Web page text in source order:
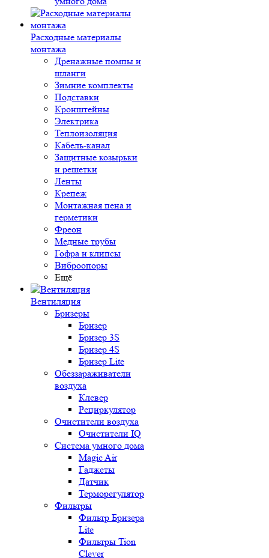
Расходные материалы
монтажа
Дренажные помпы и
шланги
Зимние комплекты
Подставки
Кронштейны
Электрика
Теплоизоляция
Кабель-канал
Защитные козырьки
и решетки
Ленты
Крепеж
Монтажная пена и
герметики
Фреон
Медные трубы
Гофра и клипсы
Виброопоры
Ещё
Вентиляция
Бризеры
Бризер
Бризер 3S
Бризер 4S
Бризер Lite
Обеззараживатели
воздуха
Клевер
Рециркулятор
Очистители воздуха
Очистители IQ
Система умного дома
Magic Air
Гаджеты
Датчик
Терморегулятор
Фильтры
Фильтр Бризера
Lite
Фильтры Tion
Clever